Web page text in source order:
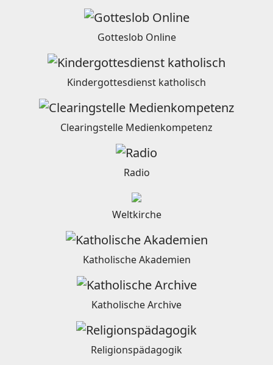
Gotteslob Online
Kindergottesdienst katholisch
Clearingstelle Medienkompetenz
Radio
Weltkirche
Katholische Akademien
Katholische Archive
Religionspädagogik